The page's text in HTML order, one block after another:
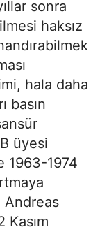
sonra
haksız
hala daha
basın
üyesi
1963-1974
Andreas